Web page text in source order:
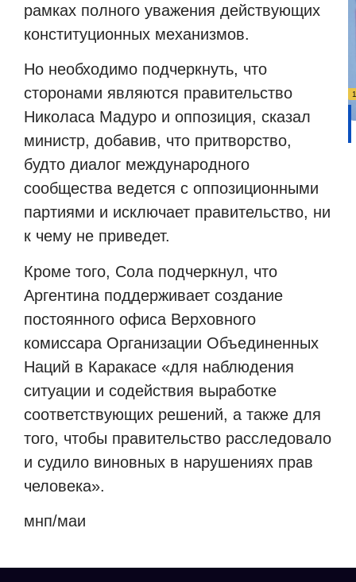
рамках полного уважения действующих
конституционных механизмов.
Но необходимо подчеркнуть, что
сторонами являются правительство
Николаса Мадуро и оппозиция, сказал
министр, добавив, что притворство,
будто диалог международного
сообщества ведется с оппозиционными
партиями и исключает правительство, ни
к чему не приведет.
Кроме того, Сола подчеркнул, что
Аргентина поддерживает создание
постоянного офиса Верховного
комиссара Организации Объединенных
Наций в Каракасе «для наблюдения
ситуации и содействия выработке
соответствующих решений, а также для
того, чтобы правительство расследовало
и судило виновных в нарушениях прав
человека».
мнп/маи